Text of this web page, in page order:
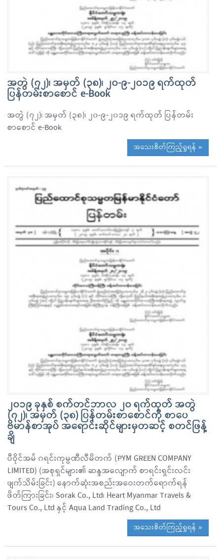
အတွဲ (၇၂)၊ အမှတ် (၃၈)၊ ၂၀-၉-၂၀၁၉ ရက်ထုတ်
ပြန်တမ်းစာစောင် e-Book
အတွဲ (၇၂)၊ အမှတ် (၃၈)၊ ၂၀-၉-၂၀၁၉ ရက်ထုတ် ပြန်တမ်း
စာစောင် e-Book
အသေးစိတ်ကြည့်ရှုရန် »
၂၀၁၉ ခုနှစ် စက်တင်ဘာလ ၂၀ ရက်ထုတ် အတွဲ
(၇၂)၊ အမှတ် (၃၈) ပြန်တမ်းစာစောင်ကို စာပေ
ဗိမာန်စာအုပ် အရောင်းဆိုင်များမှတဆင့် စတင်ဖြန့်
ချိ
ပီဝိုင်အမ် ဂရင်းကုမ္ပဏီလီမိတက် (PYM GREEN COMPANY
LIMITED) (အစုရှင်များ၏ ဆန္ဒအလျောက် စာရင်းရှင်းလင်း
ဖျက်သိမ်းခြင်း) နောက်ဆုံးအစည်းအဝေးတက်ရောက်ရန်
ဖိတ်ကြားခြင်း၊ Sorak Co., Ltd၊ Heart Myanmar Travels &
Tours Co., Ltd နှင့် Aqua Land Trading Co., Ltd
အသေးစိတ်ကြည့်ရှုရန် »